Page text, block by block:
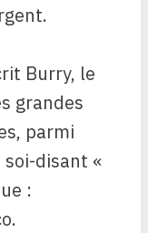
Burry, le
grandes
parmi
disant «
: